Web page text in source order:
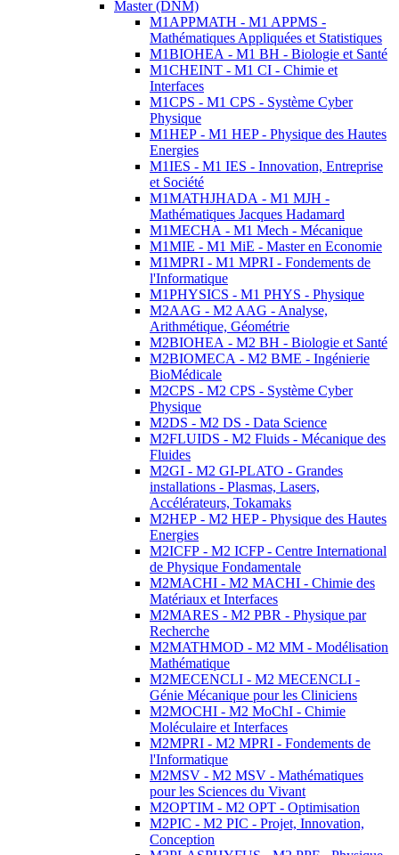
Master (DNM)
M1APPMATH - M1 APPMS -
Mathématiques Appliquées et Statistiques
M1BIOHEA - M1 BH - Biologie et Santé
M1CHEINT - M1 CI - Chimie et
Interfaces
M1CPS - M1 CPS - Système Cyber
Physique
M1HEP - M1 HEP - Physique des Hautes
Energies
M1IES - M1 IES - Innovation, Entreprise
et Société
M1MATHJHADA - M1 MJH -
Mathématiques Jacques Hadamard
M1MECHA - M1 Mech - Mécanique
M1MIE - M1 MiE - Master en Economie
M1MPRI - M1 MPRI - Fondements de
l'Informatique
M1PHYSICS - M1 PHYS - Physique
M2AAG - M2 AAG - Analyse,
Arithmétique, Géométrie
M2BIOHEA - M2 BH - Biologie et Santé
M2BIOMECA - M2 BME - Ingénierie
BioMédicale
M2CPS - M2 CPS - Système Cyber
Physique
M2DS - M2 DS - Data Science
M2FLUIDS - M2 Fluids - Mécanique des
Fluides
M2GI - M2 GI-PLATO - Grandes
installations - Plasmas, Lasers,
Accélérateurs, Tokamaks
M2HEP - M2 HEP - Physique des Hautes
Energies
M2ICFP - M2 ICFP - Centre International
de Physique Fondamentale
M2MACHI - M2 MACHI - Chimie des
Matériaux et Interfaces
M2MARES - M2 PBR - Physique par
Recherche
M2MATHMOD - M2 MM - Modélisation
Mathématique
M2MECENCLI - M2 MECENCLI -
Génie Mécanique pour les Cliniciens
M2MOCHI - M2 MoChI - Chimie
Moléculaire et Interfaces
M2MPRI - M2 MPRI - Fondements de
l'Informatique
M2MSV - M2 MSV - Mathématiques
pour les Sciences du Vivant
M2OPTIM - M2 OPT - Optimisation
M2PIC - M2 PIC - Projet, Innovation,
Conception